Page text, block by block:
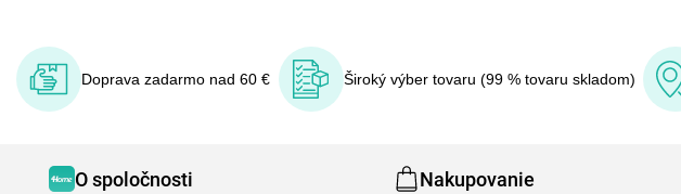
Doprava zadarmo nad 60 € Široký výber tovaru (99 % tovaru skladom)
O spoločnosti Nakupovanie